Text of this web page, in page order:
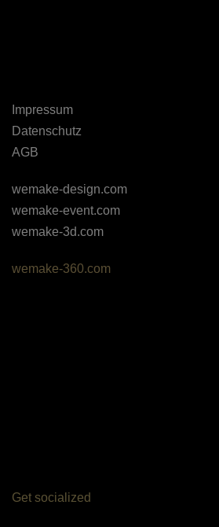
Impressum
Datenschutz
AGB
wemake-design.com
wemake-event.com
wemake-3d.com
wemake-360.com
Get socialized